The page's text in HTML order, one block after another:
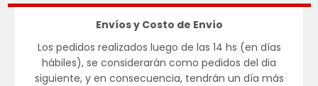
Envíos y Costo de Envío
Los pedidos realizados luego de las 14 hs (en días
hábiles), se considerarán como pedidos del dia
siguiente, y en consecuencia, tendrán un día más